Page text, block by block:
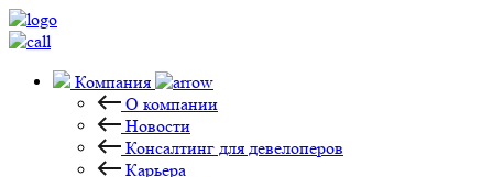
Компания
О компании
Новости
Консалтинг для девелоперов
Карьера